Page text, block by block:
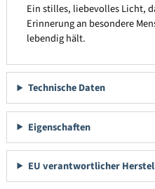
Ein stilles, liebevolles Licht,
Erinnerung an besondere
lebendig hält.
Technische Daten
Eigenschaften
EU verantwortlicher